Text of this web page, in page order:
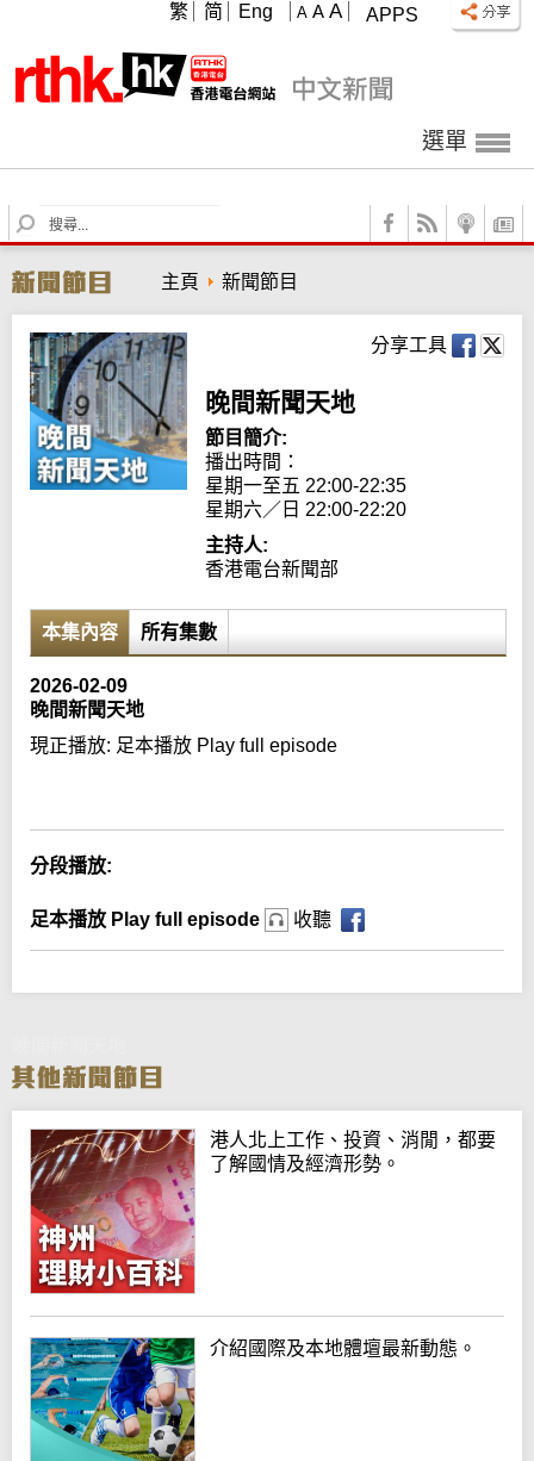
APPS
A A A
繁 简 Eng
選單
S
e
r
c
h
主頁 新聞節目
分享工具
晚間新聞天地
節目簡介:
播出時間：
星期一至五 22:00-22:35
星期六／日 22:00-22:20
主持人:
香港電台新聞部
本集內容 所有集數
2026-02-09
晚間新聞天地
現正播放: 足本播放 Play full episode
分段播放:
足本播放 Play full episode 收聽
港人北上工作、投資、消閒，都要
了解國情及經濟形勢。
介紹國際及本地體壇最新動態。